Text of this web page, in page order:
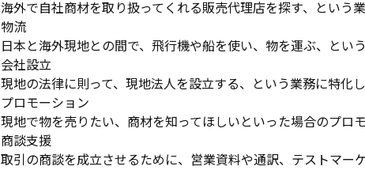
海外で自社商材を取り扱ってくれる販売代理店を探す、という
物流
日本と海外現地との間で、飛行機や船を使い、物を運ぶ、とい
会社設立
現地の法律に則って、現地法人を設立する、という業務に特化し
プロモーション
現地で物を売りたい、商材を知ってほしいといった場合のプロ
商談支援
取引の商談を成立させるために、営業資料や通訳、テストマー